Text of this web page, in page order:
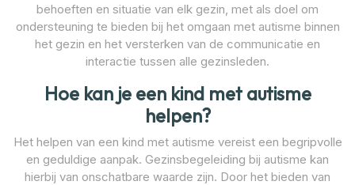
behoeften en situatie van elk gezin, met als doel om
ondersteuning te bieden bij het omgaan met autisme binnen
het gezin en het versterken van de communicatie en
interactie tussen alle gezinsleden.
Hoe kan je een kind met autisme
helpen?
Het helpen van een kind met autisme vereist een begripvolle
en geduldige aanpak. Gezinsbegeleiding bij autisme kan
hierbij van onschatbare waarde zijn. Door het bieden van